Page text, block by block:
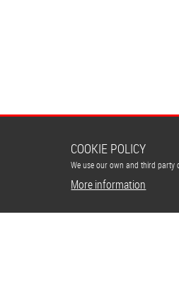
COOKIE POLICY
We use our own and third party
More information